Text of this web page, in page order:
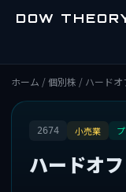
DOW
ホーム /個別株 / ハードオ
2674 小売業
ハードオ